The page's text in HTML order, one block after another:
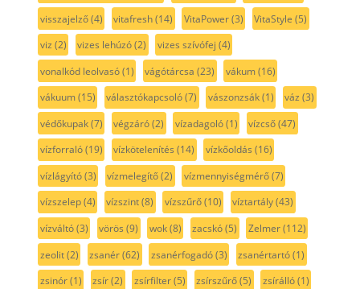
visszajelző(4) vitafresh(14) VitaPower(3) VitaStyle (5)
viz (2) vizes lehúzó(2) vizes szívófej (4)
vonalkód leolvasó(1) vágótárcsa (23) vákum(16)
vákuum(15) választókapcsoló(7) vászonzsák(1) váz (3)
védőkupak(7) végzáró(2) vízadagoló(1) vízcső(47)
vízforraló(19) vízkötelenítés (14) vízkőoldás (16)
vízlágyító(3) vízmelegítő(2) vízmennyiségmérő(7)
vízszelep(4) vízszint(8) vízszűrő(10) víztartály(43)
vízváltó(3) vörös (9) wok(8) zacskó(5) Zelmer(112)
zeolit(2) zsanér(62) zsanérfogadó(3) zsanértartó(1)
zsinór(1) zsír(2) zsírfilter(5) zsírszűrő(5) zsírálló(1)